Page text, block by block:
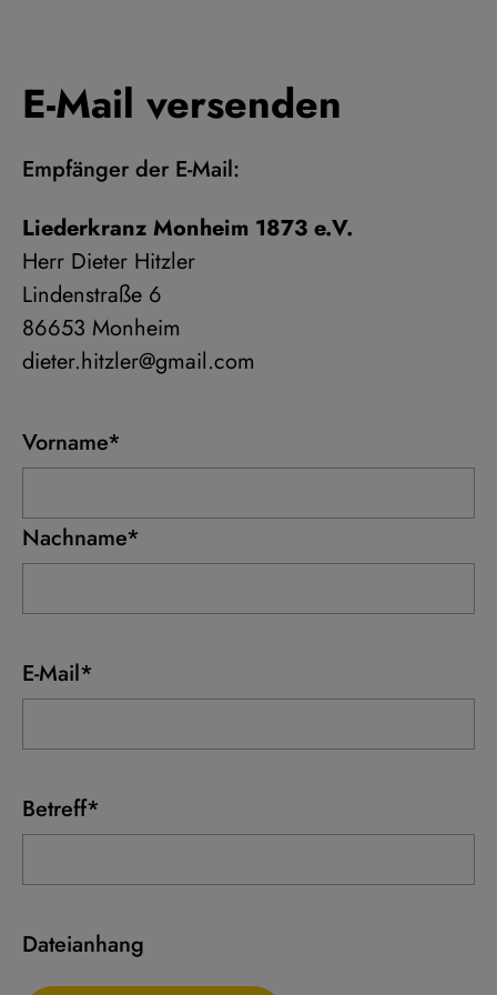
E-Mail versenden
Empfänger der E-Mail:
Liederkranz Monheim 1873 e.V.
Herr Dieter Hitzler
Lindenstraße 6
86653 Monheim
dieter.hitzler@gmail.com
Vorname*
Nachname*
E-Mail*
Betreff*
Dateianhang